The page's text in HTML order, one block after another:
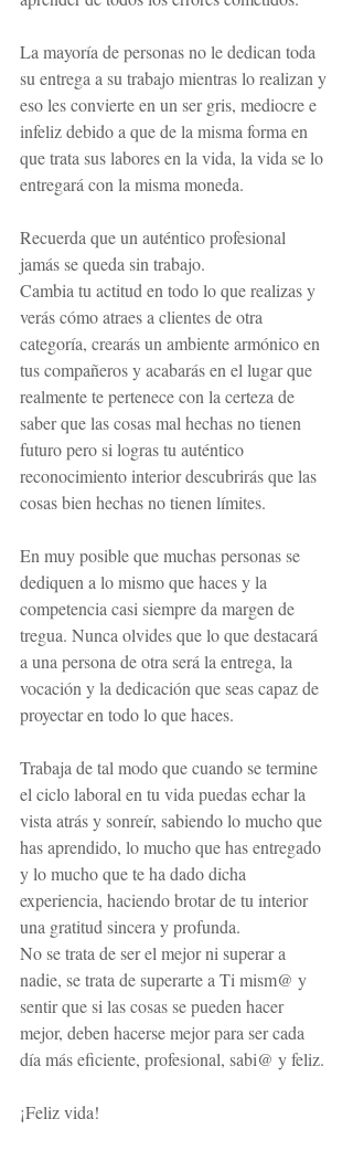
La mayoría de personas no le dedican toda
su entrega a su trabajo mientras lo realizan y
eso les convierte en un ser gris, mediocre e
infeliz debido a que de la misma forma en
que trata sus labores en la vida, la vida se lo
entregará con la misma moneda.
Recuerda que un auténtico profesional
jamás se queda sin trabajo.
Cambia tu actitud en todo lo que realizas y
verás cómo atraes a clientes de otra
categoría, crearás un ambiente armónico en
tus compañeros y acabarás en el lugar que
realmente te pertenece con la certeza de
saber que las cosas mal hechas no tienen
futuro pero si logras tu auténtico
reconocimiento interior descubrirás que las
cosas bien hechas no tienen límites.
En muy posible que muchas personas se
dediquen a lo mismo que haces y la
competencia casi siempre da margen de
tregua. Nunca olvides que lo que destacará
a una persona de otra será la entrega, la
vocación y la dedicación que seas capaz de
proyectar en todo lo que haces.
Trabaja de tal modo que cuando se termine
el ciclo laboral en tu vida puedas echar la
vista atrás y sonreír, sabiendo lo mucho que
has aprendido, lo mucho que has entregado
y lo mucho que te ha dado dicha
experiencia, haciendo brotar de tu interior
una gratitud sincera y profunda.
No se trata de ser el mejor ni superar a
nadie, se trata de superarte a Ti mism@ y
sentir que si las cosas se pueden hacer
mejor, deben hacerse mejor para ser cada
día más eficiente, profesional, sabi@ y feliz.
¡Feliz vida!